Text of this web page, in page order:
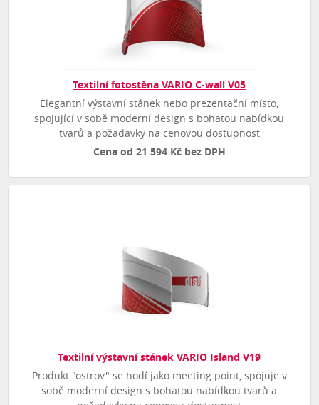
Textilní fotostěna VARIO C-wall V05
Elegantní výstavní stánek nebo prezentační místo,
spojující v sobě moderní design s bohatou nabídkou
tvarů a požadavky na cenovou dostupnost
Cena od 21 594 Kč bez DPH
Textilní výstavní stánek VARIO Island V19
Produkt "ostrov" se hodí jako meeting point, spojuje v
sobě moderní design s bohatou nabídkou tvarů a